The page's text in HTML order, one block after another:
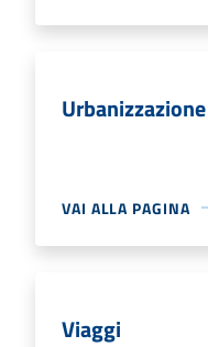
Urbanizzazione
VAI ALLA PAGINA
Viaggi